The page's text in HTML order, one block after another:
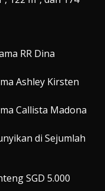
RR Dina
Ashley Kirsten
Callista Madona
di Sejumlah
SGD 5.000